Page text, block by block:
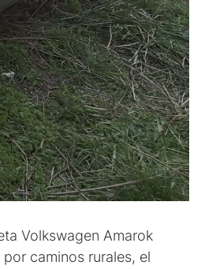
Volkswagen Amarok
caminos rurales, el